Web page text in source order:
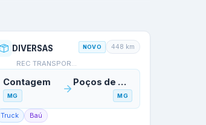
DIVERSAS
REC TRANSPORTES
NOVO 448 km
Contagem
MG
Poços de Caldas
MG
Truck Baú